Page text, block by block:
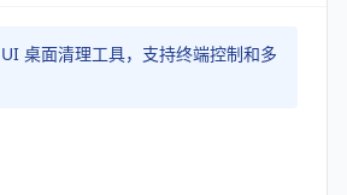
桌面清理工具，支持终端控制和多